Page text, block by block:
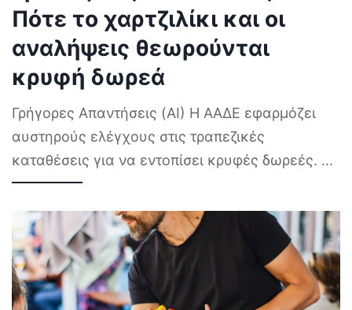
Πότε το χαρτζιλίκι και οι
αναλήψεις θεωρούνται
κρυφή δωρεά
Γρήγορες Απαντήσεις (AI) Η ΑΑΔΕ εφαρμόζει
αυστηρούς ελέγχους στις τραπεζικές
καταθέσεις για να εντοπίσει κρυφές δωρεές. ...